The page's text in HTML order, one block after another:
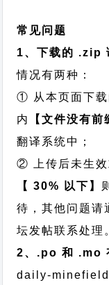
常见问题
1、下载的 .zip
情况有两种：
① 从本页面下
内
【文件没有前
翻译系统中；
② 上传后未生效
【 30% 以下】
待，其他问题请
坛发帖联系处理
2、.po 和 .mo
daily-